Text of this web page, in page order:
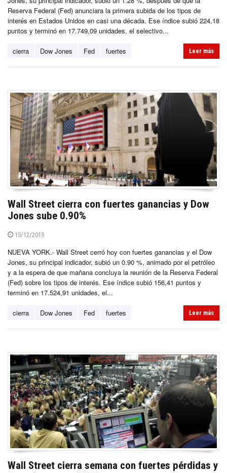
Reserva Federal (Fed) anunciara la primera subida de los tipos de
interés en Estados Unidos en casi una década. Ese índice subió 224,18
puntos y terminó en 17.749,09 unidades, el selectivo...
cierra Dow Jones Fed fuertes Leer más
Wall Street cierra con fuertes ganancias y Dow
Jones sube 0.90%
15/12/2015
NUEVA YORK.- Wall Street cerró hoy con fuertes ganancias y el Dow
Jones, su principal indicador, subió un 0.90 %, animado por el petróleo
y a la espera de que mañana concluya la reunión de la Reserva Federal
(Fed) sobre los tipos de interés. Ese índice subió 156,41 puntos y
terminó en 17.524,91 unidades, el...
cierra Dow Jones Fed fuertes Leer más
Wall Street cierra semana con fuertes pérdidas y